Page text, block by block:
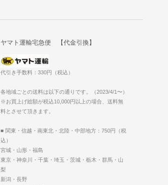
ヤマト運輸宅急便 【代金引換】
代引き手数料：330円（税込）
各地域ごとの送料は以下の通りです。（2023/4/1〜）
※お買上げ総額が税込10,000円以上の場合、送料無
料とさせて頂きます。
■ 関東・信越・南東北・北陸・中部地方：750円（税
込）
宮城・山形・福島
東京・神奈川・千葉・埼玉・茨城・栃木・群馬・山
梨
新潟・長野